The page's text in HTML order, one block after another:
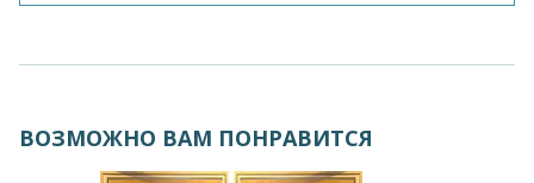
ВОЗМОЖНО ВАМ ПОНРАВИТСЯ